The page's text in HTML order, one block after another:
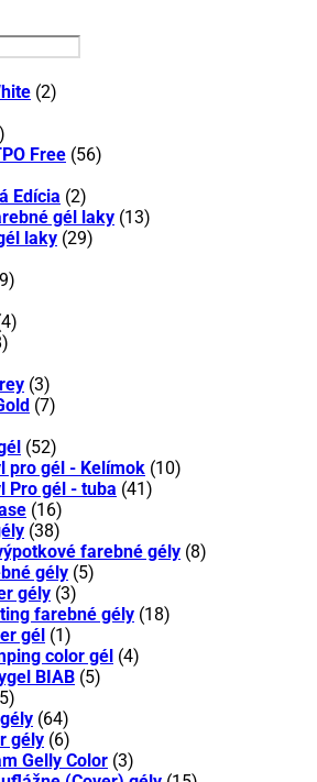
(2)
Free (56)
Edícia (2)
gél laky (13)
laky (29)
(3)
(7)
(52)
pro gél - Kelímok (10)
Pro gél - tuba (41)
(16)
(38)
farebné gély (8)
gély (5)
gély (3)
farebné gély (18)
gél (1)
color gél (4)
BIAB (5)
(64)
gély (6)
Gelly Color (3)